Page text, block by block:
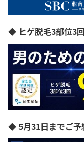
◆ ヒゲ脱毛3部位3
◆ 5月31日までご予